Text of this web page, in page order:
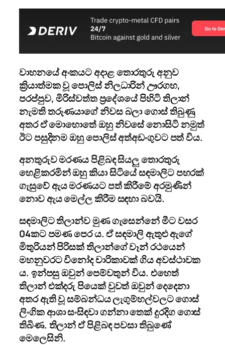
වාහනයේ අංකයට අදාළ තොරතුරු අනුව
ක්‍රියාත්මක වූ පොලිස් නිලධාරින් ඌරගහ,
පරප්පුව, මිරිස්වත්ත ප්‍රදේශයේ පිහිටි තිලාන්
නැමති තරුණයාගේ නිවස බලා ගොස් තිබුණු
අතර ඒ මොහොතේ ඔහු නිවසේ නොසිටි නමුත්
ඊට පසුදිනම ඔහු පොලිස් අත්අඩංගුවට පත් විය.
අනතුරුව මරණය පිළිබඳ සියලු තොරතුරු
හෙළිකරමින් ඔහු කියා සිටියේ සඳමාලිට පහරක්
ගැසුවේ ඇය මරණයට පත් කිරීමේ අරමුණින්
නොව ඇය මෙල්ල කිරීම සඳහා බවයි.
සඳමාලිට තිලාන්ව මුණ ගැසෙන්නේ මීට වසර
04කට පමණ පෙර ය. ඒ සඳමාලි ඇතුළු ඇගේ
මිතුරියන් පිරිසක් තිලාන්ගේ වෑන් රථයෙන්
මහනුවරට විනෝද චාරිකාවක් ගිය අවස්ථාවක
ය. ඉන්පසු ඔවුන් පෙම්වතුන් විය. එහෙත්
තිලාන් එක්දරු පියෙක් වුවත් ඔවුන් දෙදෙනා
අතර ඇති වූ සම්බන්ධය ලැගුම්හල්වලට ගොස්
ලිංගික ආශා සංසිඳවා ගන්නා තෙක් දුරදිග ගොස්
තිබිණ. තිලාන් ඒ පිළිබඳ පවසා තිබුණේ
මෙලෙසිනි.